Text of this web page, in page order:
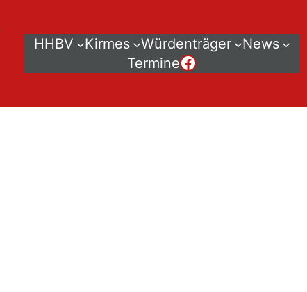
HHBV Kirmes Würdenträger
News
TermineDer HHBV bei Facebook